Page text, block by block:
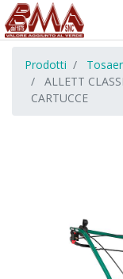
Prodotti
ALLETT
CARTUCCE